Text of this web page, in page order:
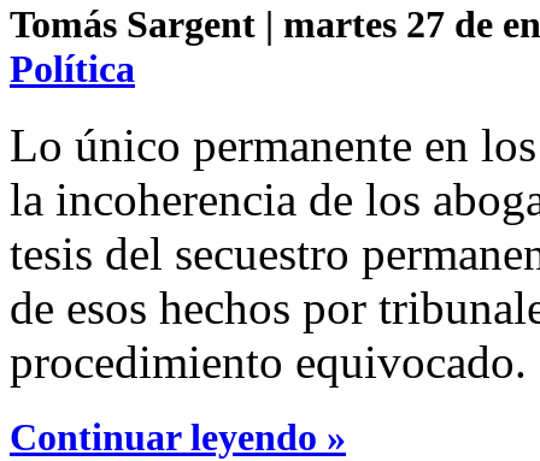
Tomás Sargent | martes 27 de
Política
Lo único permanente en
la incoherencia de los
tesis del secuestro
de esos hechos por
procedimiento equivocado.
Continuar leyendo »